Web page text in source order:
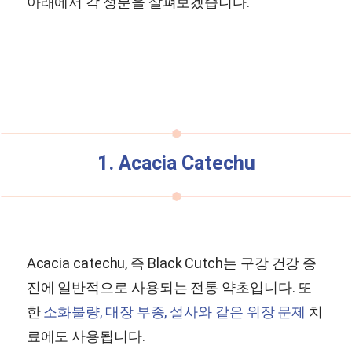
1. Acacia Catechu
Acacia catechu, 즉 Black Cutch는 구강 건강 증
진에 일반적으로 사용되는 전통 약초입니다. 또
한소화불량, 대장 부종, 설사와 같은 위장 문제 치
료에도 사용됩니다.